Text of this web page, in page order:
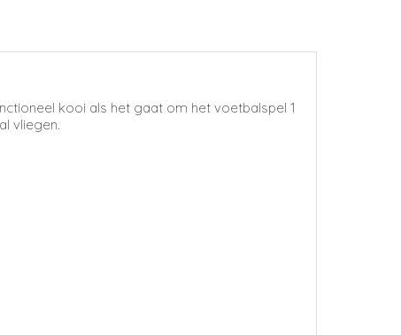
kooi als het gaat om het voetbalspel 1
vliegen.